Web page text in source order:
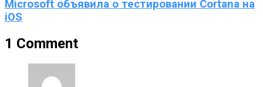
Microsoft объявила о тестировании Cortana на
iOS
1 Comment